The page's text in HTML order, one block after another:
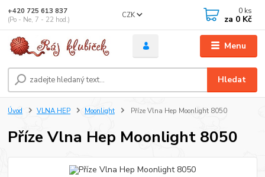
Menu
CZK
Hledat
+420 725 613 837
(Po - Ne, 7 - 22 hod.)
0 ks
za 0 Kč
Úvod VLNA HEP Moonlight Příze Vlna Hep Moonlight 8050
Příze Vlna Hep Moonlight 8050